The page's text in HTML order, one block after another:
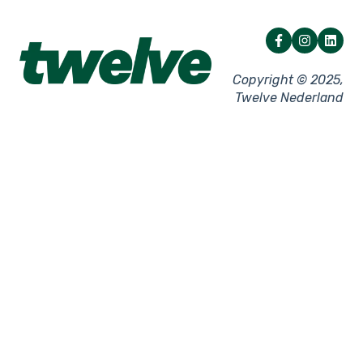
Storingen - Kassa
Storingen - Pin
Copyright © 2025,
Twelve Nederland